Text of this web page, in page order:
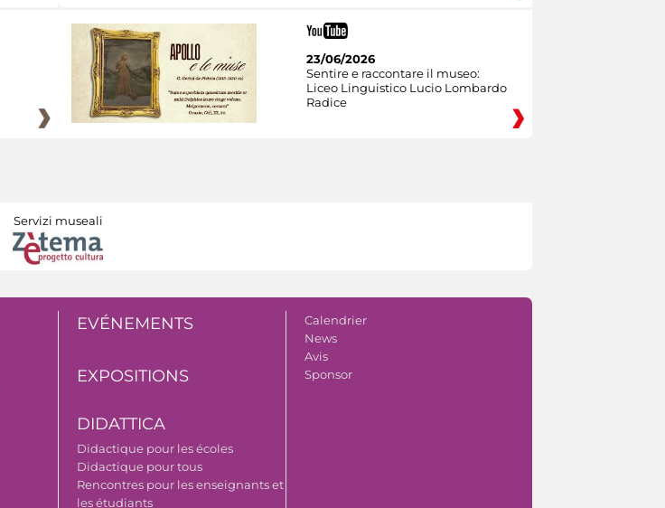
23/06/2026
Sentire e raccontare il museo:
Liceo Linguistico Lucio Lombardo
Radice
Servizi museali
EVÉNEMENTS
EXPOSITIONS
DIDATTICA
Didactique pour les écoles
Didactique pour tous
Rencontres pour les enseignants et
les étudiants
Calendrier
News
Avis
Sponsor